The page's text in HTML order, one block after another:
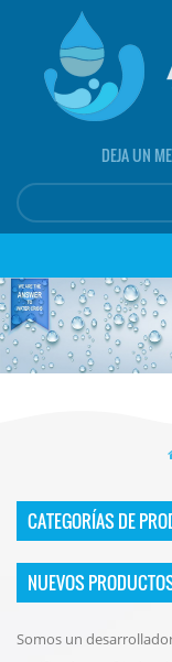
DEJA UN
CATEGORÍAS DE
NUEVOS
Somos un